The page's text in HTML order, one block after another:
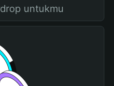
untukmu